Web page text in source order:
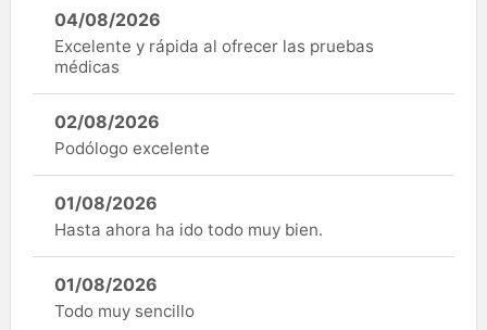
04/08/2026
Excelente y rápida al ofrecer las pruebas
médicas
02/08/2026
Podólogo excelente
01/08/2026
Hasta ahora ha ido todo muy bien.
01/08/2026
Todo muy sencillo